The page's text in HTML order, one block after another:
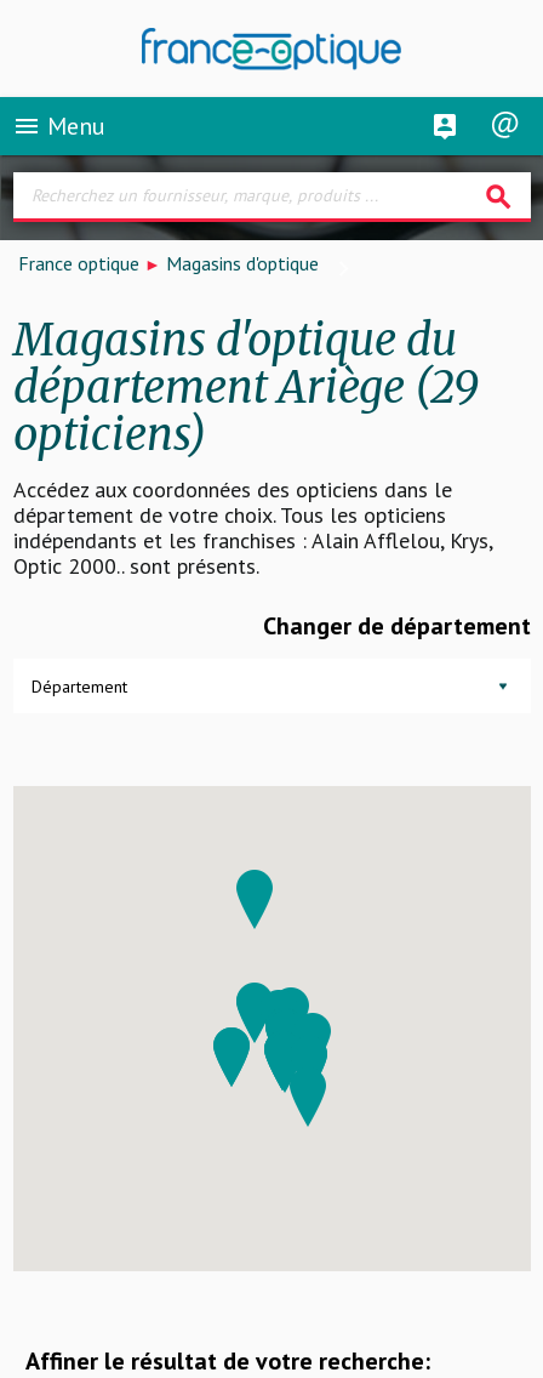
menu Menu
search
France optique Magasins d'optique
Magasins d'optique du
département Ariège (29
opticiens)
Accédez aux coordonnées des opticiens dans le
département de votre choix. Tous les opticiens
indépendants et les franchises : Alain Afflelou, Krys,
Optic 2000.. sont présents.
Changer de département
Département
Affiner le résultat de votre recherche: